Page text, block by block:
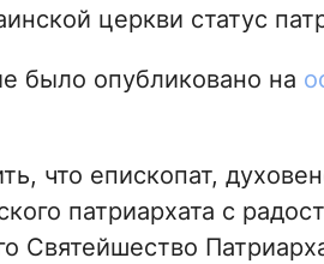
церкви статус
было опубликовано на
что епископат,
патриархата с
Святейшество